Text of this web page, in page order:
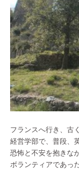
フランスへ行き、古
経営学部で、普段、
恐怖と不安を抱きな
ボランティアであっ